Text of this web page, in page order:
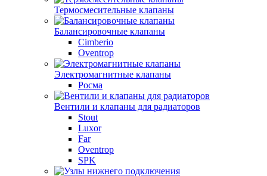
Термосмесительные клапаны
Балансировочные клапаны
Cimberio
Oventrop
Электромагнитные клапаны
Росма
Вентили и клапаны для радиаторов
Stout
Luxor
Far
Oventrop
SPK